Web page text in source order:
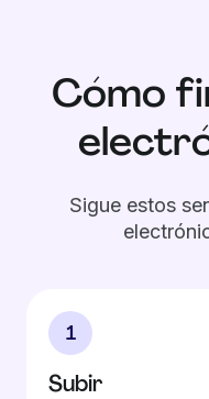
Cómo
Sigue estos
1
Subir